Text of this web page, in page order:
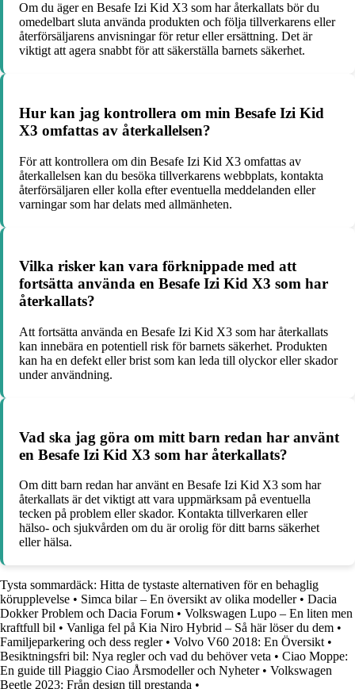
Om du äger en Besafe Izi Kid X3 som har återkallats bör du
omedelbart sluta använda produkten och följa tillverkarens eller
återförsäljarens anvisningar för retur eller ersättning. Det är
viktigt att agera snabbt för att säkerställa barnets säkerhet.
Hur kan jag kontrollera om min Besafe Izi Kid
X3 omfattas av återkallelsen?
För att kontrollera om din Besafe Izi Kid X3 omfattas av
återkallelsen kan du besöka tillverkarens webbplats, kontakta
återförsäljaren eller kolla efter eventuella meddelanden eller
varningar som har delats med allmänheten.
Vilka risker kan vara förknippade med att
fortsätta använda en Besafe Izi Kid X3 som har
återkallats?
Att fortsätta använda en Besafe Izi Kid X3 som har återkallats
kan innebära en potentiell risk för barnets säkerhet. Produkten
kan ha en defekt eller brist som kan leda till olyckor eller skador
under användning.
Vad ska jag göra om mitt barn redan har använt
en Besafe Izi Kid X3 som har återkallats?
Om ditt barn redan har använt en Besafe Izi Kid X3 som har
återkallats är det viktigt att vara uppmärksam på eventuella
tecken på problem eller skador. Kontakta tillverkaren eller
hälso- och sjukvården om du är orolig för ditt barns säkerhet
eller hälsa.
Tysta sommardäck: Hitta de tystaste alternativen för en behaglig
körupplevelse • Simca bilar – En översikt av olika modeller• Dacia
Dokker Problem och Dacia Forum • Volkswagen Lupo – En liten men
kraftfull bil • Vanliga fel på Kia Niro Hybrid – Så här löser du dem •
Familjeparkering och dess regler• Volvo V60 2018: En Översikt •
Besiktningsfri bil: Nya regler och vad du behöver veta • Ciao Moppe:
En guide till Piaggio Ciao Årsmodeller och Nyheter• Volkswagen
Beetle 2023: Från design till prestanda •